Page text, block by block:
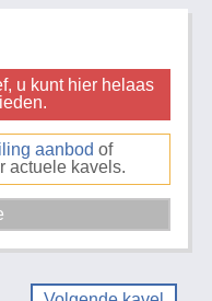
u kunt hier helaas
aanbod of
actuele kavels.